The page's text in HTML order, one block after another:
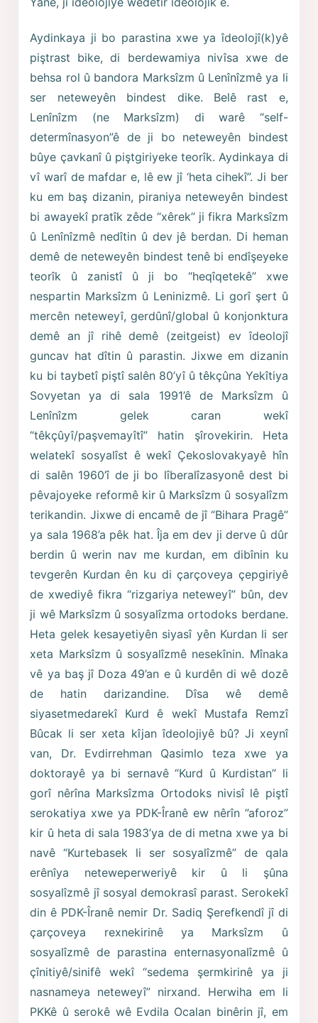
Aydinkaya ji bo parastina xwe ya îdeolojî(k)yê
piştrast bike, di berdewamiya nivîsa xwe de
behsa rol û bandora Marksîzm û Lenînîzmê ya li
ser neteweyên bindest dike. Belê rast e,
Lenînîzm (ne Marksîzm) di warê “self-
determînasyon”ê de ji bo neteweyên bindest
bûye çavkanî û piştgiriyeke teorîk. Aydinkaya di
vî warî de mafdar e, lê ew jî ‘heta cihekî”. Ji ber
ku em baş dizanin, piraniya neteweyên bindest
bi awayekî pratîk zêde “xêrek” ji fikra Marksîzm
û Lenînîzmê nedîtin û dev jê berdan. Di heman
demê de neteweyên bindest tenê bi endîşeyeke
teorîk û zanistî û ji bo “heqîqetekê” xwe
nespartin Marksîzm û Leninizmê. Li gorî şert û
mercên neteweyî, gerdûnî/global û konjonktura
demê an jî rihê demê (zeitgeist) ev îdeolojî
guncav hat dîtin û parastin. Jixwe em dizanin
ku bi taybetî piştî salên 80’yî û têkçûna Yekîtiya
Sovyetan ya di sala 1991’ê de Marksîzm û
Lenînîzm gelek caran wekî
“têkçûyî/paşvemayîtî” hatin şîrovekirin. Heta
welatekî sosyalîst ê wekî Çekoslovakyayê hîn
di salên 1960’î de ji bo lîberalîzasyonê dest bi
pêvajoyeke reformê kir û Marksîzm û sosyalîzm
terikandin. Jixwe di encamê de jî “Bihara Pragê”
ya sala 1968’a pêk hat. Îja em dev ji derve û dûr
berdin û werin nav me kurdan, em dibînin ku
tevgerên Kurdan ên ku di çarçoveya çepgiriyê
de xwediyê fikra “rizgariya neteweyî” bûn, dev
ji wê Marksîzm û sosyalîzma ortodoks berdane.
Heta gelek kesayetiyên siyasî yên Kurdan li ser
xeta Marksîzm û sosyalîzmê nesekînin. Mînaka
vê ya baş jî Doza 49’an e û kurdên di wê dozê
de hatin darizandine. Dîsa wê demê
siyasetmedarekî Kurd ê wekî Mustafa Remzî
Bûcak li ser xeta kîjan îdeolojiyê bû? Ji xeynî
van, Dr. Evdirrehman Qasimlo teza xwe ya
doktorayê ya bi sernavê “Kurd û Kurdistan” li
gorî nêrîna Marksîzma Ortodoks nivisî lê piştî
serokatiya xwe ya PDK-Îranê ew nêrîn ”aforoz”
kir û heta di sala 1983’ya de di metna xwe ya bi
navê “Kurtebasek li ser sosyalîzmê” de qala
erênîya neteweperweriyê kir û li şûna
sosyalîzmê jî sosyal demokrasî parast. Serokekî
din ê PDK-Îranê nemir Dr. Sadiq Şerefkendî jî di
çarçoveya rexnekirinê ya Marksîzm û
sosyalîzmê de parastina enternasyonalîzmê û
çînitiyê/sinifê wekî “sedema şermkirinê ya ji
nasnameya neteweyî” nirxand. Herwiha em li
PKKê û serokê wê Evdila Ocalan binêrin jî, em